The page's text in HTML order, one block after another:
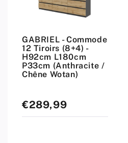
GABRIEL - Commode
12 Tiroirs (8+4) -
H92cm L180cm
P33cm (Anthracite /
Chêne Wotan)
Prix
standard
€289,99